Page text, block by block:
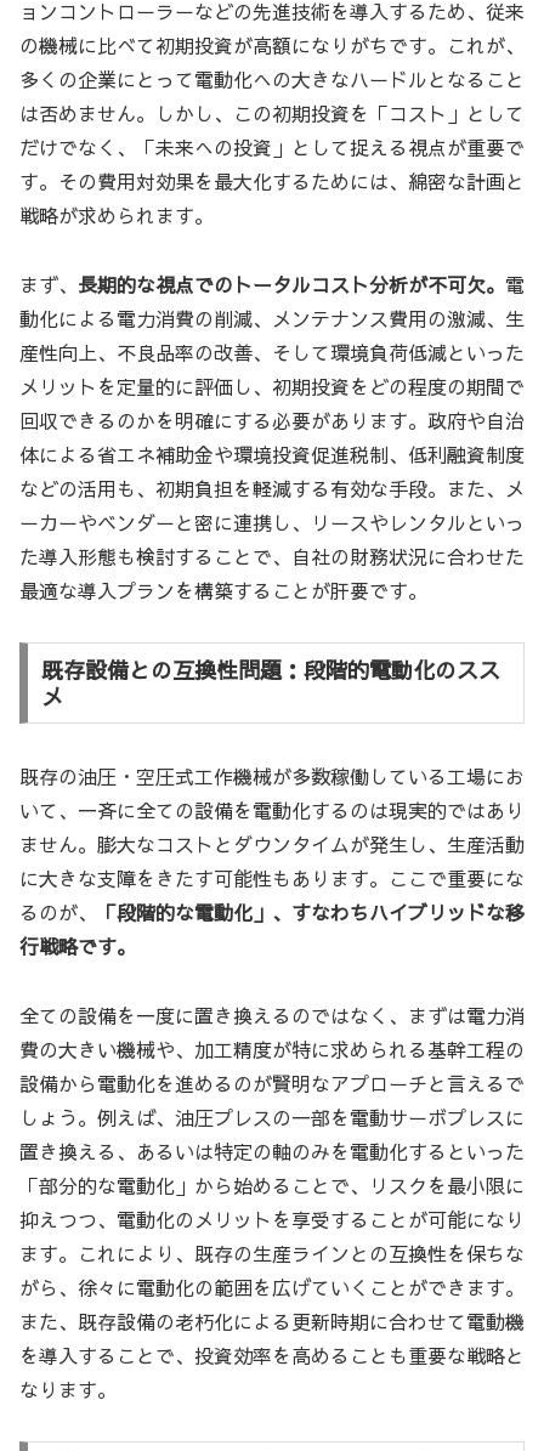
ョンコントローラーなどの先進技術を導入するため、従来
の機械に比べて初期投資が高額になりがちです。これが、
多くの企業にとって電動化への大きなハードルとなること
は否めません。しかし、この初期投資を「コスト」として
だけでなく、「未来への投資」として捉える視点が重要で
す。その費用対効果を最大化するためには、綿密な計画と
戦略が求められます。
まず、 長期的な視点でのトータルコスト分析が不可欠。 電
動化による電力消費の削減、メンテナンス費用の激減、生
産性向上、不良品率の改善、そして環境負荷低減といった
メリットを定量的に評価し、初期投資をどの程度の期間で
回収できるのかを明確にする必要があります。政府や自治
体による省エネ補助金や環境投資促進税制、低利融資制度
などの活用も、初期負担を軽減する有効な手段。また、メ
ーカーやベンダーと密に連携し、リースやレンタルといっ
た導入形態も検討することで、自社の財務状況に合わせた
最適な導入プランを構築することが肝要です。
既存設備との互換性問題：段階的電動化のスス
メ
既存の油圧・空圧式工作機械が多数稼働している工場にお
いて、一斉に全ての設備を電動化するのは現実的ではあり
ません。膨大なコストとダウンタイムが発生し、生産活動
に大きな支障をきたす可能性もあります。ここで重要にな
るのが、
「段階的な電動化」、すなわちハイブリッドな移
行戦略です。
全ての設備を一度に置き換えるのではなく、まずは電力消
費の大きい機械や、加工精度が特に求められる基幹工程の
設備から電動化を進めるのが賢明なアプローチと言えるで
しょう。例えば、油圧プレスの一部を電動サーボプレスに
置き換える、あるいは特定の軸のみを電動化するといった
「部分的な電動化」から始めることで、リスクを最小限に
抑えつつ、電動化のメリットを享受することが可能になり
ます。これにより、既存の生産ラインとの互換性を保ちな
がら、徐々に電動化の範囲を広げていくことができます。
また、既存設備の老朽化による更新時期に合わせて電動機
を導入することで、投資効率を高めることも重要な戦略と
なります。